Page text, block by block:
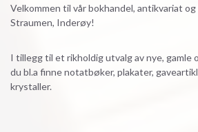
Velkommen til vår bokhandel, antikvariat
Straumen, Inderøy!
I tillegg til et rikholdig utvalg av nye, gamle
du bl.a finne notatbøker, plakater,
krystaller.